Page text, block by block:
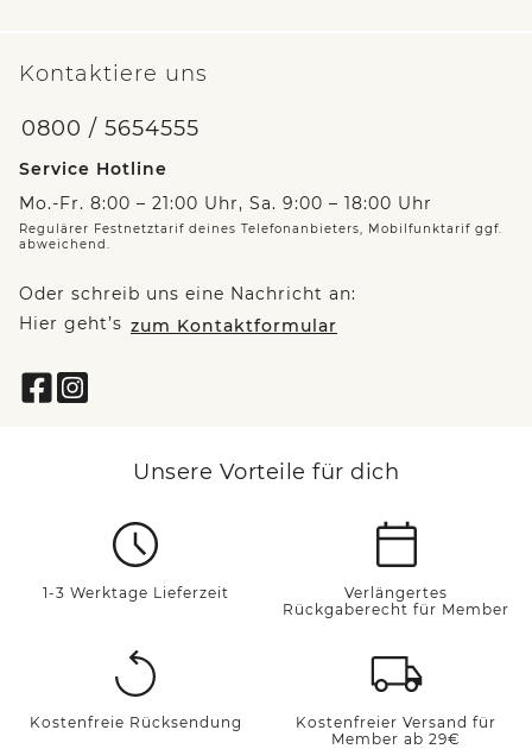
Kontaktiere uns
0800 / 5654555
Service Hotline
Mo.-Fr. 8:00 – 21:00 Uhr, Sa. 9:00 – 18:00 Uhr
Regulärer Festnetztarif deines Telefonanbieters, Mobilfunktarif ggf.
abweichend.
Oder schreib uns eine Nachricht an:
Hier geht’s zum Kontaktformular
Unsere Vorteile für dich
1-3 Werktage Lieferzeit
Verlängertes
Rückgaberecht für Member
Kostenfreie Rücksendung
Kostenfreier Versand für
Member ab 29€